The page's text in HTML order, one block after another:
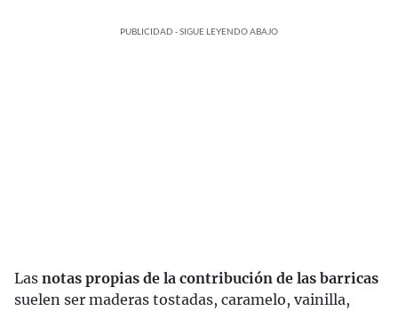
PUBLICIDAD - SIGUE LEYENDO ABAJO
Las notas propias de la contribución de las barricas
suelen ser maderas tostadas, caramelo, vainilla,